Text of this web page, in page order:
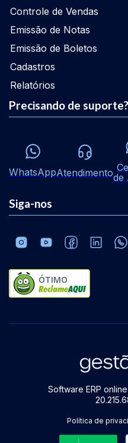
Controle de Vendas
Emissão de Notas
Emissão de Boletos
Cadastros
Relatórios
Precisando de suporte?
WhatsAppAtendimentode
Siga-nos
ÓTIMO
Software ERP
Política de